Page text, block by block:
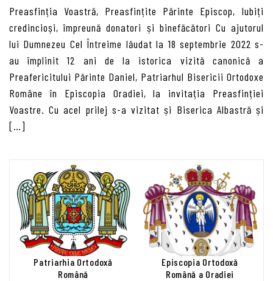
Preasfinția Voastră, Preasfințite Părinte Episcop, Iubiți
credincioși, împreună donatori și binefăcători Cu ajutorul
lui Dumnezeu Cel Întreime lăudat la 18 septembrie 2022 s-
au împlinit 12 ani de la istorica vizită canonică a
Preafericitului Părinte Daniel, Patriarhul Bisericii Ortodoxe
Române în Episcopia Oradiei, la invitația Preasfinției
Voastre. Cu acel prilej s-a vizitat și Biserica Albastră și
[…]
Patriarhia Ortodoxă
Română
Episcopia Ortodoxă
Română a Oradiei